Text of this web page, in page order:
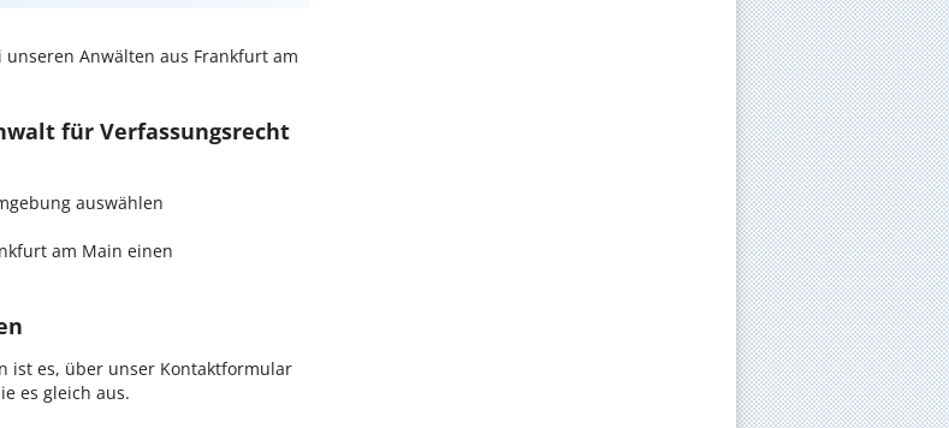
unseren Anwälten aus Frankfurt am
für Verfassungsrecht
auswählen
am Main einen
ist es, über unser Kontaktformular
es gleich aus.